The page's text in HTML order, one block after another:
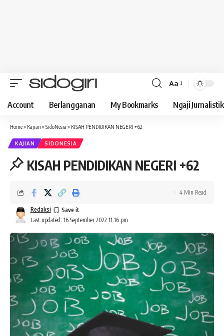
Font
Resizer
Aa
Account Berlangganan My Bookmarks Ngaji Jurnalistik
Home» Kajian » SidoNesia » KISAH PENDIDIKAN NEGERI +62
KAJIAN SIDONESIA
KISAH PENDIDIKAN NEGERI +62
Last updated: 16 September 2022 11:16 pm
Redaksi
4 Min Read